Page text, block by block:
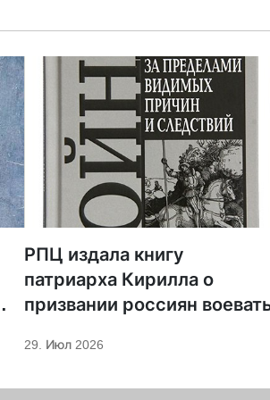
РПЦ издала книгу
патриарха Кирилла о
призвании россиян
29. Июл 2026